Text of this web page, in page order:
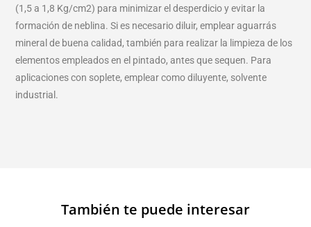
(1,5 a 1,8 Kg/cm2) para minimizar el desperdicio y evitar la
formación de neblina. Si es necesario diluir, emplear aguarrás
mineral de buena calidad, también para realizar la limpieza de los
elementos empleados en el pintado, antes que sequen. Para
aplicaciones con soplete, emplear como diluyente, solvente
industrial.
También te puede interesar